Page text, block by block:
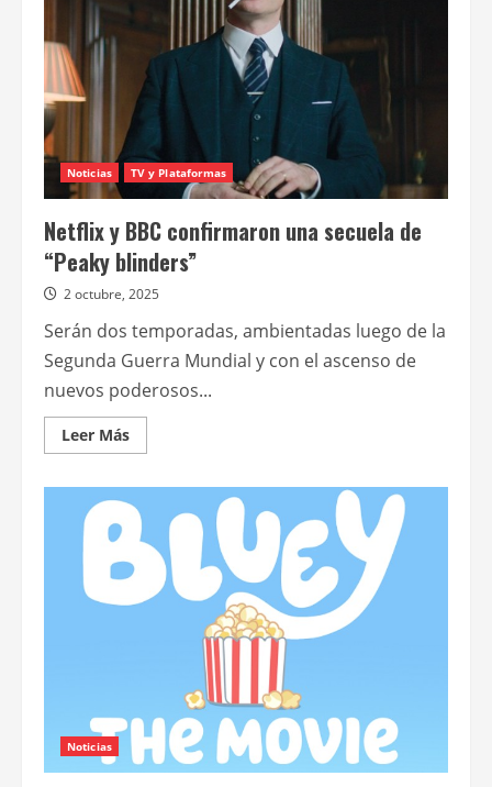
cuarta
temporada
“Industry”
Noticias TV y Plataformas
Netflix y BBC confirmaron una secuela de
“Peaky blinders”
2 octubre, 2025
Serán dos temporadas, ambientadas luego de la
Segunda Guerra Mundial y con el ascenso de
nuevos poderosos...
Leer MásLeer
más
y
BBC
confirmaron
una
secuela
“Peaky
Noticias